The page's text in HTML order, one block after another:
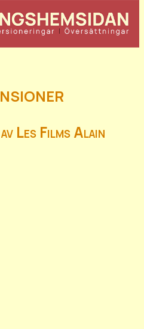
Les Films Alain